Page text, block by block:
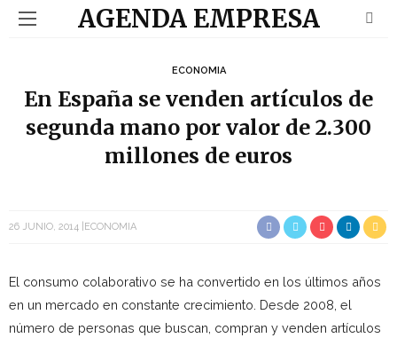
AGENDA EMPRESA
ECONOMIA
En España se venden artículos de
segunda mano por valor de 2.300
millones de euros
26 JUNIO, 2014 ECONOMIA
El consumo colaborativo se ha convertido en los últimos años
en un mercado en constante crecimiento. Desde 2008, el
número de personas que buscan, compran y venden artículos